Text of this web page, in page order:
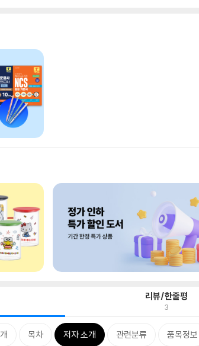
리뷰/한줄평
3
목차 저자 소개 관련분류 품목정보